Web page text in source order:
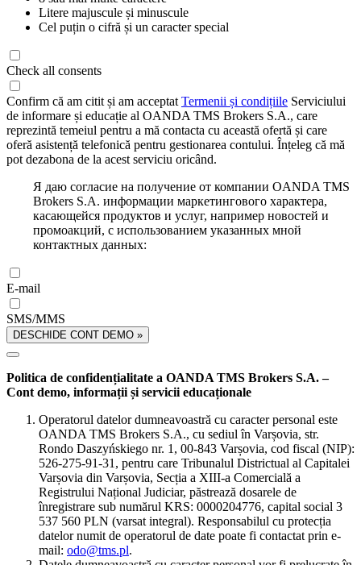
Litere majuscule și minuscule
Cel puțin o cifră și un caracter special
Check all consents
Confirm că am citit și am acceptat Termenii și condițiile Serviciului
de informare și educație al OANDA TMS Brokers S.A., care
reprezintă temeiul pentru a mă contacta cu această ofertă și care
oferă asistență telefonică pentru gestionarea contului. Înțeleg că mă
pot dezabona de la acest serviciu oricând.
Я даю согласие на получение от компании OANDA TMS
Brokers S.A. информации маркетингового характера,
касающейся продуктов и услуг, например новостей и
промоакций, с использованием указанных мной
контактных данных:
E-mail
SMS/MMS
DESCHIDE CONT DEMO »
Politica de confidențialitate a OANDA TMS Brokers S.A. –
Cont demo, informații și servicii educaționale
Operatorul datelor dumneavoastră cu caracter personal este
OANDA TMS Brokers S.A., cu sediul în Varșovia, str.
Rondo Daszyńskiego nr. 1, 00-843 Varșovia, cod fiscal (NIP):
526-275-91-31, pentru care Tribunalul Districtual al Capitalei
Varșovia din Varșovia, Secția a XIII-a Comercială a
Registrului Național Judiciar, păstrează dosarele de
înregistrare sub numărul KRS: 0000204776, capital social 3
537 560 PLN (varsat integral). Responsabilul cu protecția
datelor numit de operatorul de date poate fi contactat prin e-
mail: odo@tms.pl.